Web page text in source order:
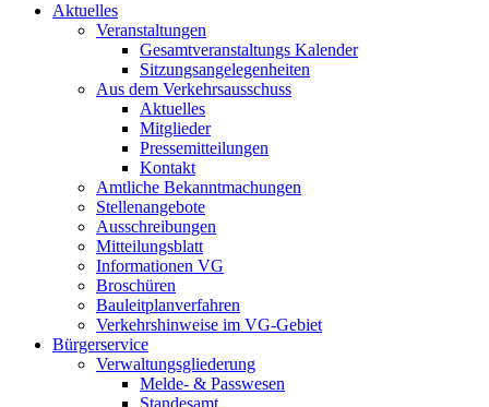
Aktuelles
Veranstaltungen
Gesamtveranstaltungs Kalender
Sitzungsangelegenheiten
Aus dem Verkehrsausschuss
Aktuelles
Mitglieder
Pressemitteilungen
Kontakt
Amtliche Bekanntmachungen
Stellenangebote
Ausschreibungen
Mitteilungsblatt
Informationen VG
Broschüren
Bauleitplanverfahren
Verkehrshinweise im VG-Gebiet
Bürgerservice
Verwaltungsgliederung
Melde- & Passwesen
Standesamt